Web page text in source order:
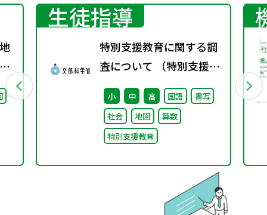
生徒指導
特別支援教育に関する調
査について （特別支援教
育体制整備状況調査、通
級による指導実施状況調
査）
小 中 高 国語
書写
社会
地図
算数
特別支援教育